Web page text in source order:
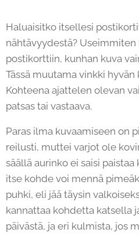
Haluaisitko itsellesi
nähtävyydestä?
postikorttiin, kunhan kuva
Tässä muutama vinkki
Kohteena ajattelen olevan
patsas tai vastaava.
Paras ilma kuvaamiseen on
reilusti, muttei varjot ole
säällä aurinko ei saisi
itse kohde voi mennä
puhki, eli jää täysin
kannattaa kohdetta katsella
päivästä, ja eri kulmista, jos